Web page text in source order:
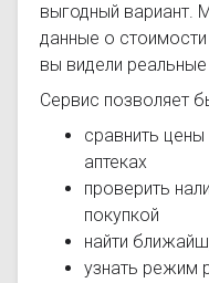
выгодный вариант.
данные о стоимости
вы видели
Сервис позволяет
сравнить цены
аптеках
проверить
покупкой
найти
узнать режим